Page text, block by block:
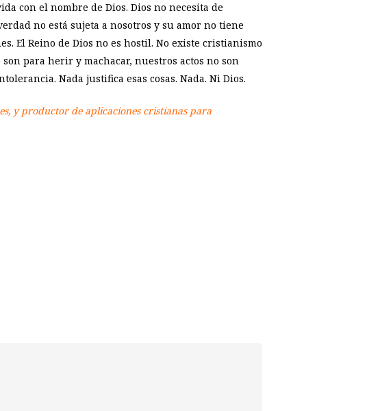
con el nombre de Dios. Dios no necesita de
no está sujeta a nosotros y su amor no tiene
El Reino de Dios no es hostil. No existe cristianismo
para herir y machacar, nuestros actos no son
Nada justifica esas cosas. Nada. Ni Dios.
y productor de aplicaciones cristianas para